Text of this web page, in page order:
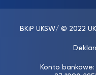
BKiP UKSW/ © 2022
Konto bankowe: